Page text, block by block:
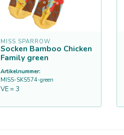
MISS SPARROW
Socken Bamboo Chicken
Family green
Artikelnummer:
MISS-SKS574-green
VE = 3